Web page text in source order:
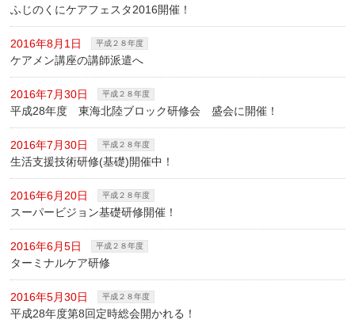
ふじのくにケアフェスタ2016開催！
2016年8月1日 平成２８年度
ケアメン講座の講師派遣へ
2016年7月30日 平成２８年度
平成28年度 東海北陸ブロック研修会 盛会に開催！
2016年7月30日 平成２８年度
生活支援技術研修(基礎)開催中！
2016年6月20日 平成２８年度
スーパービジョン基礎研修開催！
2016年6月5日 平成２８年度
ターミナルケア研修
2016年5月30日 平成２８年度
平成28年度第8回定時総会開かれる！